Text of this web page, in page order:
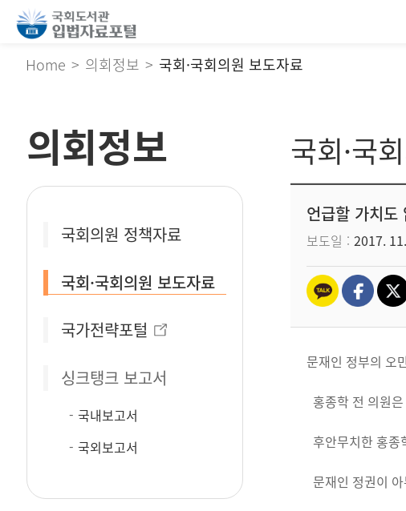
Home 의회정보 국회·국회의원 보도자료
의회정보
국회의원 정책자료
국회·국회의원 보도자료
국가전략포털
싱크탱크 보고서
국내보고서
국외보고서
국회·국
언급할 가치도
보도일 2017.
문재인 정부의 오
홍종학 전 의원
후안무치한 홍종
문재인 정권이